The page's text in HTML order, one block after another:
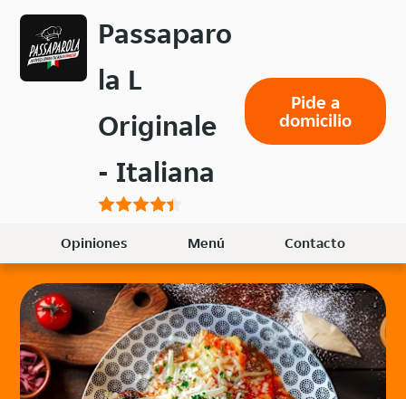
Volver
menú
principal
Passaparo
la L
Originale
- Italiana
Pide a
domicilio
Opiniones Menú Contacto